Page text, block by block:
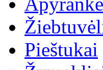
Pieštukai